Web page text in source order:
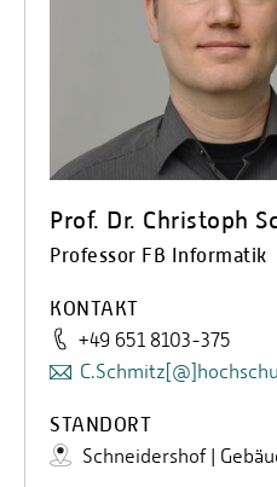
Prof. Dr. Christoph
Professor FB Informatik
KONTAKT
+49 651 8103-375
STANDORT
Schneidershof |